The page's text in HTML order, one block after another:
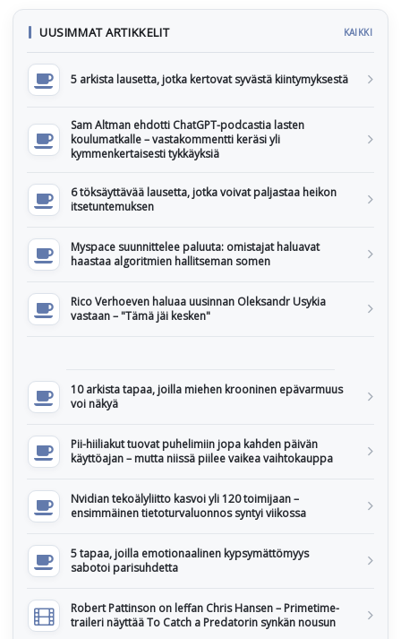
UUSIMMAT ARTIKKELIT KAIKKI
5 arkista lausetta, jotka kertovat syvästä kiintymyksestä
Sam Altman ehdotti ChatGPT-podcastia lasten
koulumatkalle – vastakommentti keräsi yli
kymmenkertaisesti tykkäyksiä
6 töksäyttävää lausetta, jotka voivat paljastaa heikon
itsetuntemuksen
Myspace suunnittelee paluuta: omistajat haluavat
haastaa algoritmien hallitseman somen
Rico Verhoeven haluaa uusinnan Oleksandr Usykia
vastaan – "Tämä jäi kesken"
10 arkista tapaa, joilla miehen krooninen epävarmuus
voi näkyä
Pii-hiiliakut tuovat puhelimiin jopa kahden päivän
käyttöajan – mutta niissä piilee vaikea vaihtokauppa
Nvidian tekoälyliitto kasvoi yli 120 toimijaan –
ensimmäinen tietoturvaluonnos syntyi viikossa
5 tapaa, joilla emotionaalinen kypsymättömyys
sabotoi parisuhdetta
Robert Pattinson on leffan Chris Hansen – Primetime-
traileri näyttää To Catch a Predatorin synkän nousun